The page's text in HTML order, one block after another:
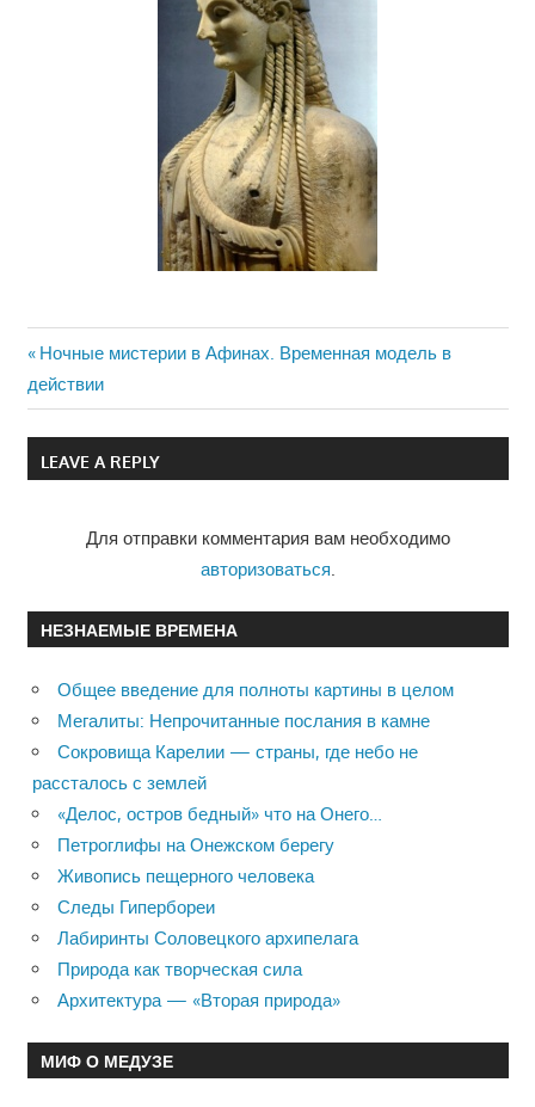
Навигация
по
записям
Previous
Post:
Ночные мистерии в Афинах. Временная модель в
действии
LEAVE A REPLY
Для отправки комментария вам необходимо
авторизоваться
НЕЗНАЕМЫЕ ВРЕМЕНА
Общее введение для полноты картины в целом
Мегалиты: Непрочитанные послания в камне
Сокровища Карелии — страны, где небо не
рассталось с землей
«Делос, остров бедный» что на Онего…
Петроглифы на Онежском берегу
Живопись пещерного человека
Следы Гипербореи
Лабиринты Соловецкого архипелага
Природа как творческая сила
Архитектура — «Вторая природа»
МИФ О МЕДУЗЕ